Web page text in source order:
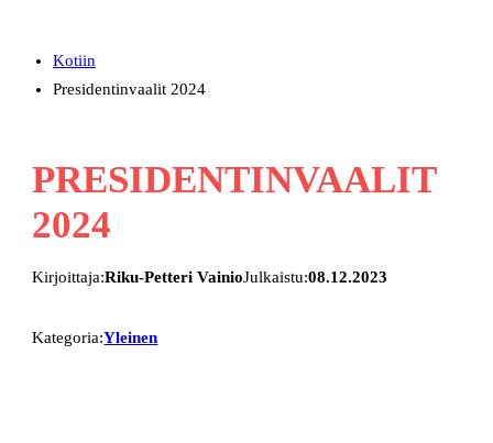
Kotiin
Presidentinvaalit 2024
PRESIDENTINVAALIT
2024
Kirjoittaja:Riku-Petteri VainioJulkaistu:08.12.2023
Kategoria:Yleinen